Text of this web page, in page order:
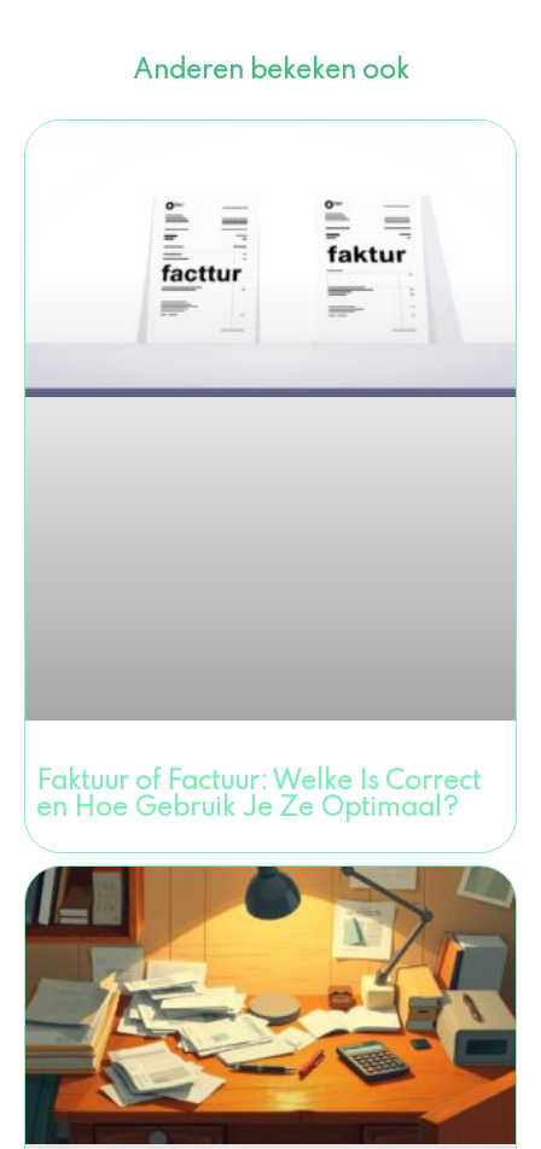
Anderen bekeken ook
Faktuur of Factuur: Welke Is Correct
en Hoe Gebruik Je Ze Optimaal?